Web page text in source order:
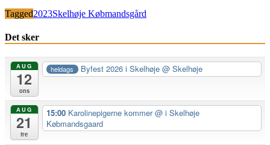
Tagged2023Skelhøje Købmandsgård
Det sker
AUG
12
ons
heldags Byfest 2026 i Skelhøje@ Skelhøje
AUG
21
fre
15:00 Karolinepigerne kommer@ i Skelhøje
Købmandsgaard